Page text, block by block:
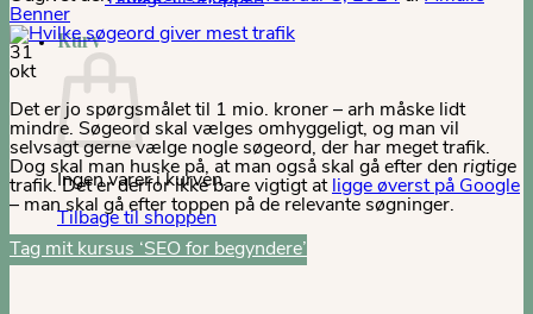
Kurv
Ingen varer i kurven.
Tilbage til shoppen
Benner
31
okt
Det er jo spørgsmålet til 1 mio. kroner – arh måske lidt
mindre. Søgeord skal vælges omhyggeligt, og man vil
selvsagt gerne vælge nogle søgeord, der har meget trafik.
Dog skal man huske på, at man også skal gå efter den rigtige
trafik. Det er derfor ikke bare vigtigt at ligge øverst på Google
– man skal gå efter toppen på de relevante søgninger.
Tag mit kursus ‘SEO for begyndere’